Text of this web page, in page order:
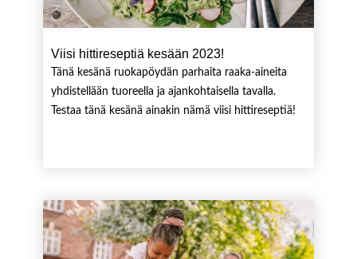
Viisi hittireseptiä kesään 2023!
Tänä kesänä ruokapöydän parhaita raaka-aineita
yhdistellään tuoreella ja ajankohtaisella tavalla.
Testaa tänä kesänä ainakin nämä viisi hittireseptiä!